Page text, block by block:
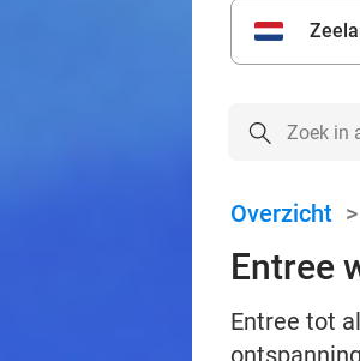
Overzicht >
Entree
Entree tot
ontspanning